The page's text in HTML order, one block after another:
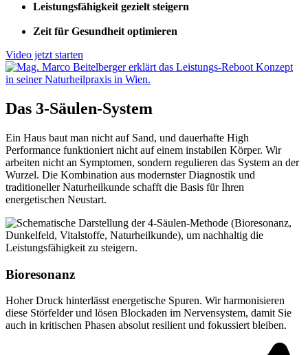
Leistungsfähigkeit gezielt steigern
Zeit für Gesundheit optimieren
Video jetzt starten
Das 3-Säulen-System
Ein Haus baut man nicht auf Sand, und dauerhafte High
Performance funktioniert nicht auf einem instabilen Körper. Wir
arbeiten nicht an Symptomen, sondern regulieren das System an der
Wurzel. Die Kombination aus modernster Diagnostik und
traditioneller Naturheilkunde schafft die Basis für Ihren
energetischen Neustart.
Bioresonanz
Hoher Druck hinterlässt energetische Spuren. Wir harmonisieren
diese Störfelder und lösen Blockaden im Nervensystem, damit Sie
auch in kritischen Phasen absolut resilient und fokussiert bleiben.